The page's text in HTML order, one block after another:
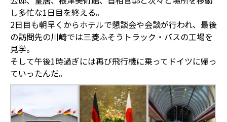
し多忙な1日目を終える。
2日目も朝早くからホテルで懇談会や会談が行われ、最後
の訪問先の川崎では三菱ふそうトラック・バスの工場を
見学。
そして午後1時過ぎには再び飛行機に乗ってドイツに帰っ
ていったんだ。